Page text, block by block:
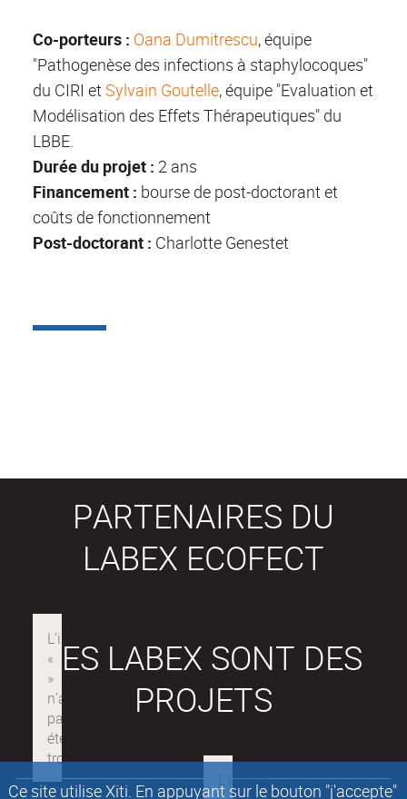
Ce site utilise Xiti. En appuyant sur le bouton "j'accepte"
Co-porteurs : Oana Dumitrescu, équipe
"Pathogenèse des infections à staphylocoques"
du CIRI et Sylvain Goutelle, équipe "Evaluation et
Modélisation des Effets Thérapeutiques" du
LBBE.
Durée du projet : 2 ans
Financement : bourse de post-doctorant et
coûts de fonctionnement
Post-doctorant : Charlotte Genestet
PARTENAIRES DU
LABEX ECOFECT
LES LABEX SONT DES
PROJETS